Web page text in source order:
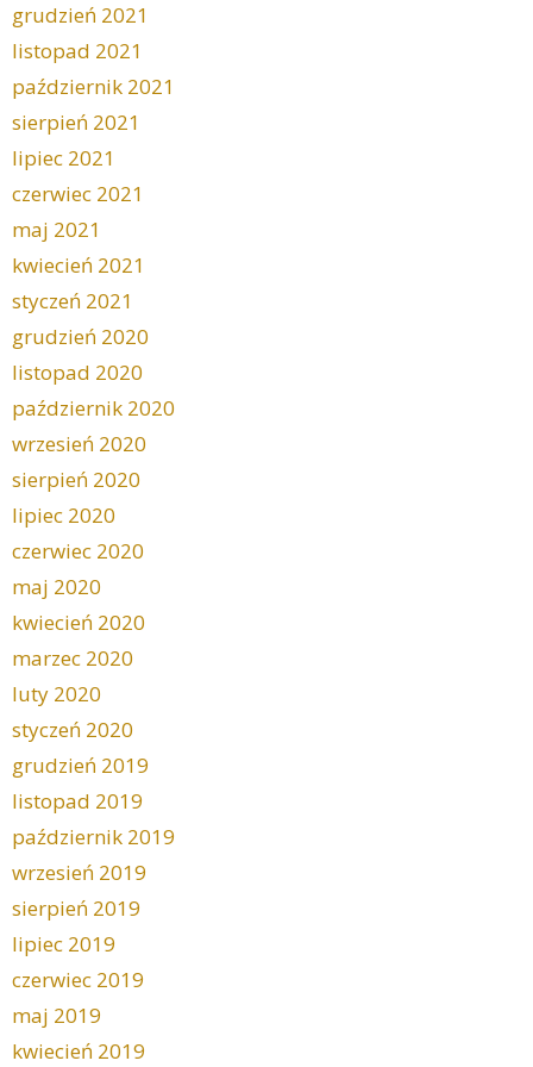
grudzień 2021
listopad 2021
październik 2021
sierpień 2021
lipiec 2021
czerwiec 2021
maj 2021
kwiecień 2021
styczeń 2021
grudzień 2020
listopad 2020
październik 2020
wrzesień 2020
sierpień 2020
lipiec 2020
czerwiec 2020
maj 2020
kwiecień 2020
marzec 2020
luty 2020
styczeń 2020
grudzień 2019
listopad 2019
październik 2019
wrzesień 2019
sierpień 2019
lipiec 2019
czerwiec 2019
maj 2019
kwiecień 2019